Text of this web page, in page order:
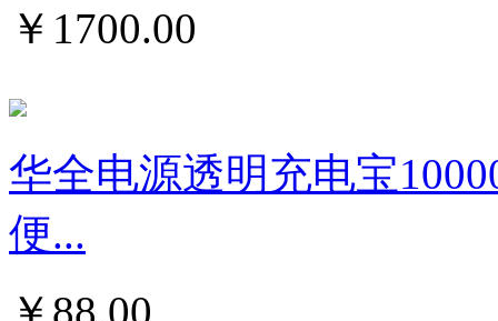
￥ 1700.00
华全电源透明充电宝
便...
￥ 88.00